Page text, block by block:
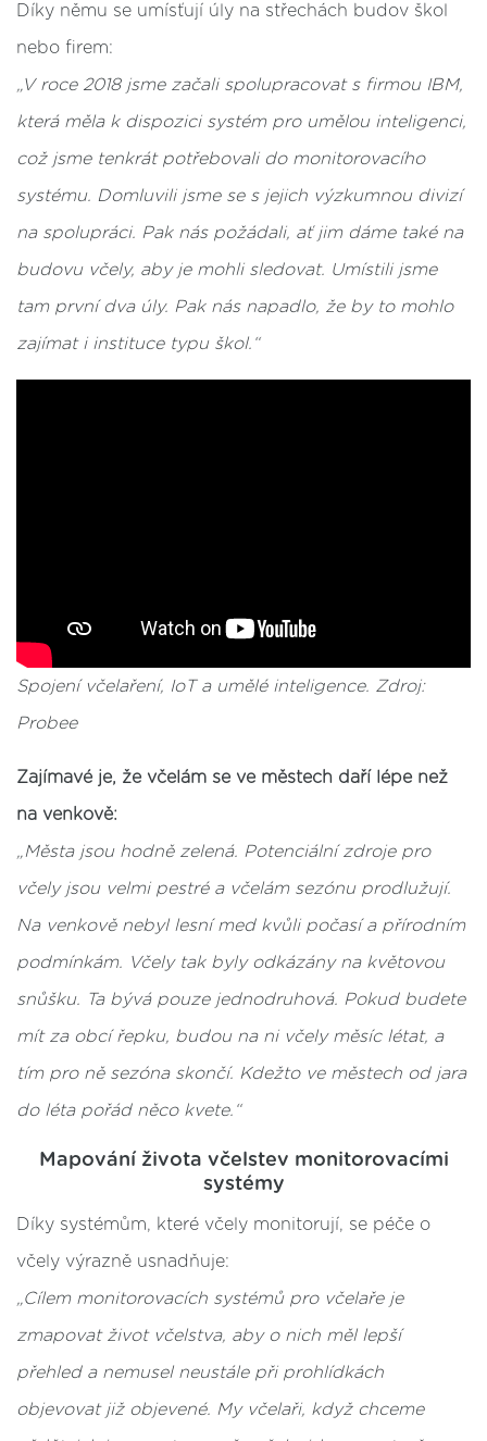
Díky němu se umísťují úly na střechách budov škol
nebo firem:
„V roce 2018 jsme začali spolupracovat s firmou IBM,
která měla k dispozici systém pro umělou inteligenci,
což jsme tenkrát potřebovali do monitorovacího
systému. Domluvili jsme se s jejich výzkumnou divizí
na spolupráci. Pak nás požádali, ať jim dáme také na
budovu včely, aby je mohli sledovat. Umístili jsme
tam první dva úly. Pak nás napadlo, že by to mohlo
zajímat i instituce typu škol.“
Spojení včelaření, IoT a umělé inteligence. Zdroj:
Probee
Zajímavé je, že včelám se ve městech daří lépe než
na venkově:
„Města jsou hodně zelená. Potenciální zdroje pro
včely jsou velmi pestré a včelám sezónu prodlužují.
Na venkově nebyl lesní med kvůli počasí a přírodním
podmínkám. Včely tak byly odkázány na květovou
snůšku. Ta bývá pouze jednodruhová. Pokud budete
mít za obcí řepku, budou na ni včely měsíc létat, a
tím pro ně sezóna skončí. Kdežto ve městech od jara
do léta pořád něco kvete.“
Mapování života včelstev monitorovacími
systémy
Díky systémům, které včely monitorují, se péče o
včely výrazně usnadňuje:
„Cílem monitorovacích systémů pro včelaře je
zmapovat život včelstva, aby o nich měl lepší
přehled a nemusel neustále při prohlídkách
objevovat již objevené. My včelaři, když chceme